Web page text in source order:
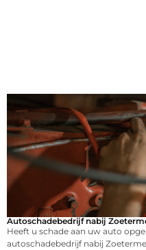
Autoschadebedrijf nabij
Heeft u schade aan uw auto
autoschadebedrijf nabij